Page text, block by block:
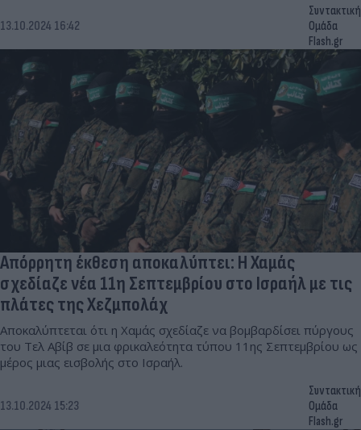
13.10.2024 16:42
Συντακτική
Ομάδα
Flash.gr
Απόρρητη έκθεση αποκαλύπτει: Η Χαμάς
σχεδίαζε νέα 11η Σεπτεμβρίου στο Ισραήλ με τις
πλάτες της Χεζμπολάχ
Αποκαλύπτεται ότι η Χαμάς σχεδίαζε να βομβαρδίσει πύργους
του Τελ Αβίβ σε μια φρικαλεότητα τύπου 11ης Σεπτεμβρίου ως
μέρος μιας εισβολής στο Ισραήλ.
13.10.2024 15:23
Συντακτική
Ομάδα
Flash.gr